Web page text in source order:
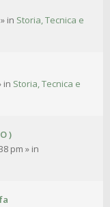
» in Storia, Tecnica e
in Storia, Tecnica e
)
pm » in